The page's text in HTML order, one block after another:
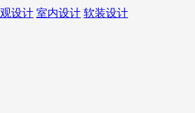
设计 室内设计 软装设计